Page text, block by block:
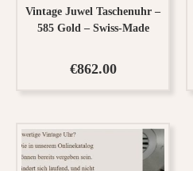
Vintage Juwel Taschenuhr –
585 Gold – Swiss-Made
€862.00